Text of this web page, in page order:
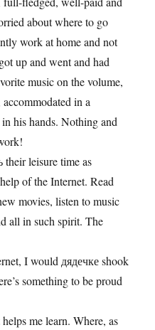
about where to go
work at home and not
up and went and had
music on the volume,
in a
his hands. Nothing and
their leisure time as
of the Internet. Read
movies, listen to music
all in such spirit. The
I would дядечке shook
something to be proud
me learn. Where, as